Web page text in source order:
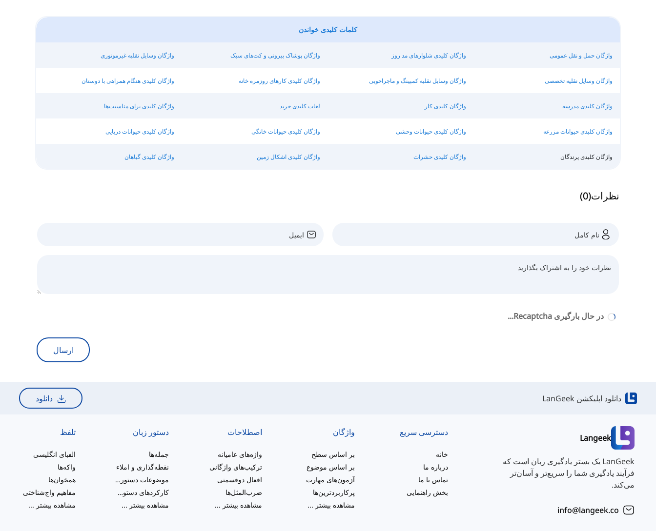
کلمات کلیدی خواندن
واژگان حمل و نقل عمومی واژگان کلیدی شلوارهای مد روز واژگان پوشاک بیرونی و کت‌های سبک واژگان وسایل نقلیه غیرموتوری
واژگان وسایل نقلیه تخصصی واژگان وسایل نقلیه کمپینگ و ماجراجویی واژگان کلیدی کارهای روزمره خانه واژگان کلیدی هنگام همراهی با دوستان
واژگان کلیدی مدرسه واژگان کلیدی کار لغات کلیدی خرید واژگان کلیدی برای مناسبت‌ها
واژگان کلیدی حیوانات مزرعه واژگان کلیدی حیوانات وحشی واژگان کلیدی حیوانات خانگی واژگان کلیدی حیوانات دریایی
واژگان کلیدی پرندگان واژگان کلیدی حشرات واژگان کلیدی اشکال زمین واژگان کلیدی گیاهان
نظرات(
0
)
در حال بارگیری Recaptcha...
ارسال
دانلود اپلیکشن LanGeek دانلود
Langeek
LanGeek یک بستر یادگیری زبان است که
فرآیند یادگیری شما را سریع‌تر و آسان‌تر
می‌کند.
info@langeek.co
دسترسی سریع
خانه
درباره ما
تماس با ما
بخش راهنمایی
واژگان
بر اساس سطح
بر اساس موضوع
آزمون‌های مهارت
پرکاربردترین‌ها
مشاهده بیشتر ...
اصطلاحات
واژه‌های عامیانه
ترکیب‌های واژگانی
افعال دوقسمتی
ضرب‌المثل‌ها
مشاهده بیشتر ...
دستور زبان
جمله‌ها
نقطه‌گذاری و املاء
موضوعات دستور زبان متنوع
کارکردهای دستوری
مشاهده بیشتر ...
تلفظ
الفبای انگلیسی
واکه‌ها
همخوان‌ها
مفاهیم واج‌شناختی
مشاهده بیشتر ...